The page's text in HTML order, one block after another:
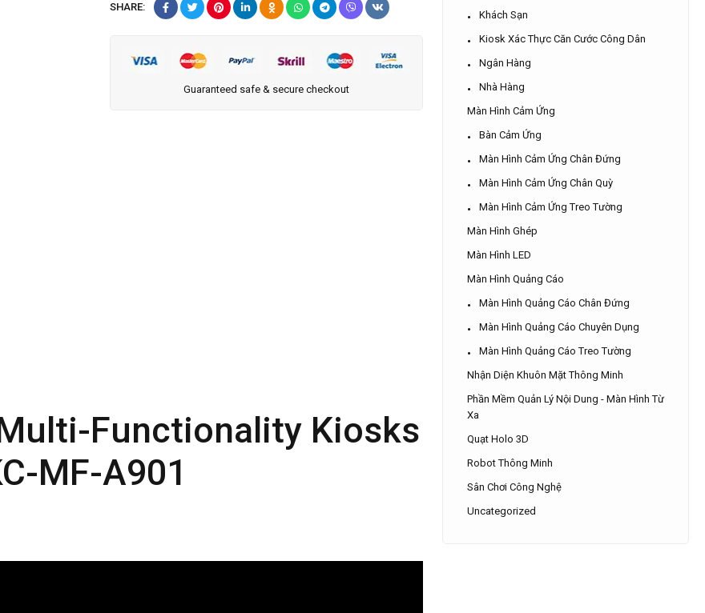
SHARE:
Guaranteed safe & secure checkout
Functionality Kiosks
MF-A901
Khách Sạn
Kiosk Xác Thực Căn Cước Công Dân
Ngân Hàng
Nhà Hàng
Màn Hình Cảm Ứng
Bàn Cảm Ứng
Màn Hình Cảm Ứng Chân Đứng
Màn Hình Cảm Ứng Chân Quỳ
Màn Hình Cảm Ứng Treo Tường
Màn Hình Ghép
Màn Hình LED
Màn Hình Quảng Cáo
Màn Hình Quảng Cáo Chân Đứng
Màn Hình Quảng Cáo Chuyên Dụng
Màn Hình Quảng Cáo Treo Tường
Nhận Diện Khuôn Mặt Thông Minh
Phần Mềm Quản Lý Nội Dung - Màn Hình Từ
Xa
Quạt Holo 3D
Robot Thông Minh
Sân Chơi Công Nghệ
Uncategorized